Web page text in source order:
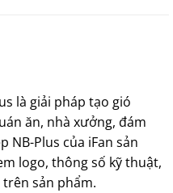
là giải pháp tạo gió
ăn, nhà xưởng, đám
NB-Plus của iFan sản
logo, thông số kỹ thuật,
sản phẩm.